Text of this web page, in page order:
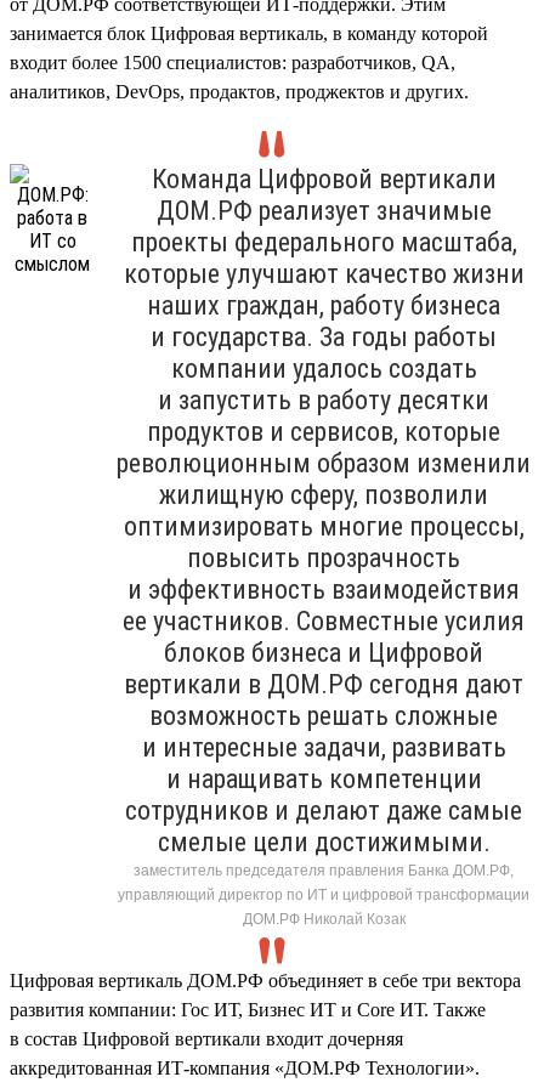
занимается блок Цифровая вертикаль, в команду которой
входит более 1500 специалистов: разработчиков, QA,
аналитиков, DevOps, продактов, проджектов и других.
Команда Цифровой вертикали
ДОМ.РФ реализует значимые
проекты федерального масштаба,
которые улучшают качество жизни
наших граждан, работу бизнеса
и государства. За годы работы
компании удалось создать
и запустить в работу десятки
продуктов и сервисов, которые
революционным образом изменили
жилищную сферу, позволили
оптимизировать многие процессы,
повысить прозрачность
и эффективность взаимодействия
ее участников. Совместные усилия
блоков бизнеса и Цифровой
вертикали в ДОМ.РФ сегодня дают
возможность решать сложные
и интересные задачи, развивать
и наращивать компетенции
сотрудников и делают даже самые
смелые цели достижимыми.
заместитель председателя правления Банка ДОМ.РФ,
управляющий директор по ИТ и цифровой трансформации
ДОМ.РФ Николай Козак
Цифровая вертикаль ДОМ.РФ объединяет в себе три вектора
развития компании: Гос ИТ, Бизнес ИТ и Core ИТ. Также
в состав Цифровой вертикали входит дочерняя
аккредитованная ИТ-компания «ДОМ.РФ Технологии».